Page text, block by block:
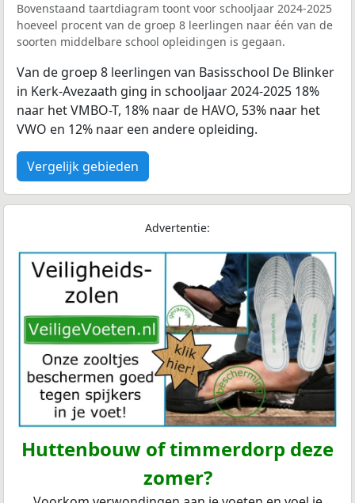
Bovenstaand taartdiagram toont voor schooljaar 2024-2025
hoeveel procent van de groep 8 leerlingen naar één van de
soorten middelbare school opleidingen is gegaan.
Van de groep 8 leerlingen van Basisschool De Blinker
in Kerk-Avezaath ging in schooljaar 2024-2025 18%
naar het VMBO-T, 18% naar de HAVO, 53% naar het
VWO en 12% naar een andere opleiding.
Vergelijk gebieden
Advertentie:
Huttenbouw of timmerdorp deze
zomer?